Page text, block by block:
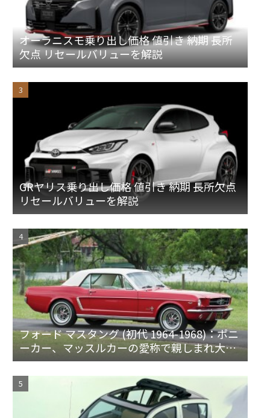
オーラニスモ乗り出し価格 値引き 納期 長所
欠点 リセールバリューを解説
GRヤリス乗り出し価格 値引き 納期 長所欠点
リセールバリューを解説
フォード マスタング (初代 1964-1968)：ポニ
ーカー、マッスルカーの愛称で親しまれ大ヒ
ット